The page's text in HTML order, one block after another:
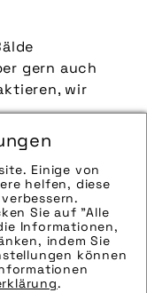
Einige von
helfen, diese
Sie auf "Alle
Informationen,
indem Sie
können
.
gern auch
wir
| pd-f“